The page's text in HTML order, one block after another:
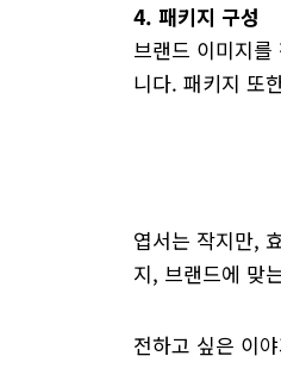
4. 패키지 구성
브랜드 이미지
니다. 패키지 또
엽서는 작지만,
지, 브랜드에 맞
전하고 싶은 이